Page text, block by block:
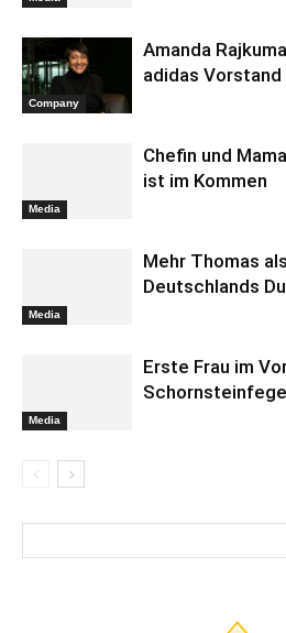
Company
Amanda
adidas Vorstand
Media
Chefin und
ist im Kommen
Media
Mehr Thomas
Deutschlands
Media
Erste Frau im